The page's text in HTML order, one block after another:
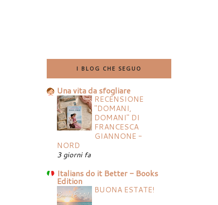
I BLOG CHE SEGUO
Una vita da sfogliare
RECENSIONE
"DOMANI,
DOMANI" DI
FRANCESCA
GIANNONE -
NORD
3 giorni fa
Italians do it Better - Books
Edition
BUONA ESTATE!